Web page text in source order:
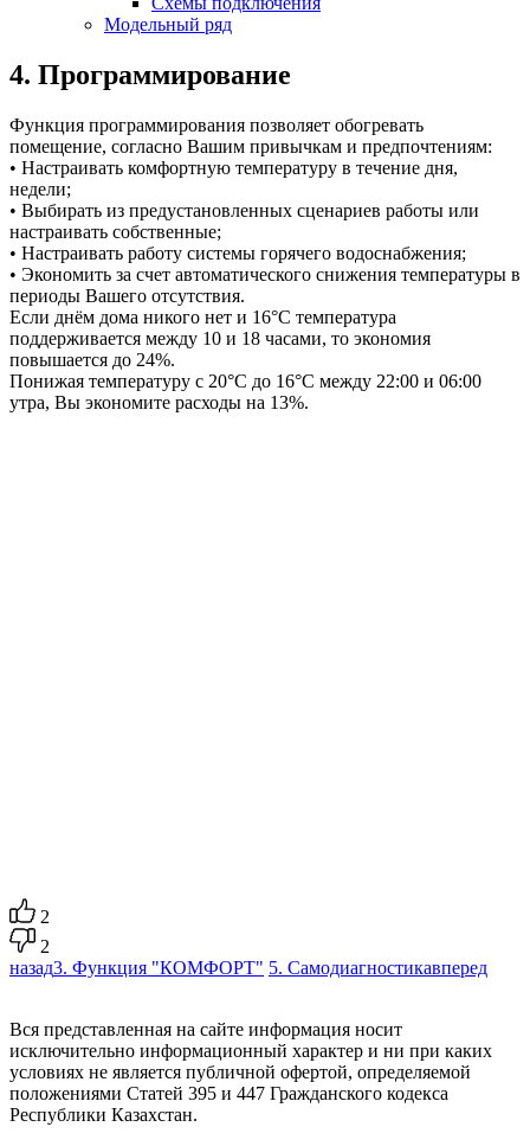
Модельный ряд
4. Программирование
Функция программирования позволяет обогревать
помещение, согласно Вашим привычкам и предпочтениям:
• Настраивать комфортную температуру в течение дня,
недели;
• Выбирать из предустановленных сценариев работы или
настраивать собственные;
• Настраивать работу системы горячего водоснабжения;
• Экономить за счет автоматического снижения температуры в
периоды Вашего отсутствия.
Если днём дома никого нет и 16°C температура
поддерживается между 10 и 18 часами, то экономия
повышается до 24%.
Понижая температуру с 20°C до 16°C между 22:00 и 06:00
утра, Вы экономите расходы на 13%.
2
2
назад3. Функция "КОМФОРТ" 5. Самодиагностикавперед
Вся представленная на сайте информация носит
исключительно информационный характер и ни при каких
условиях не является публичной офертой, определяемой
положениями Статей 395 и 447 Гражданского кодекса
Республики Казахстан.